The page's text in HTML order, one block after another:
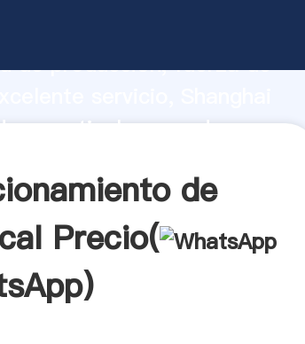
de producción, fuerza de
vertical proveedor crea
de
Precio(
)